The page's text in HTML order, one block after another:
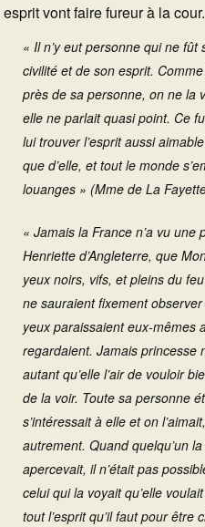
esprit vont faire fureur à la cour.
« Il n’y eut personne qui ne
civilité et de son esprit.
près de sa personne, on ne la
elle ne parlait quasi point. Ce
lui trouver l’esprit aussi
que d’elle, et tout le monde
louanges » (Mme de La
« Jamais la France n’a vu
Henriette d’Angleterre, que
yeux noirs, vifs, et pleins du
ne sauraient fixement
yeux paraissaient eux-mêmes
regardaient. Jamais princesse
autant qu’elle l’air de vouloir
de la voir. Toute sa personne
s’intéressait à elle et on
autrement. Quand quelqu’un
apercevait, il n’était pas
celui qui la voyait qu’elle
tout l’esprit qu’il faut pour être